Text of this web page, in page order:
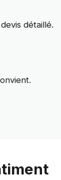
détaillé.